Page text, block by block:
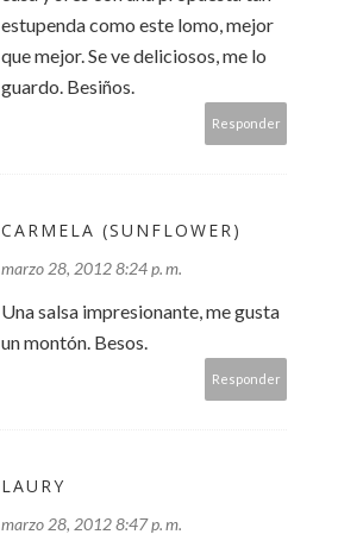
estupenda como este lomo, mejor
que mejor. Se ve deliciosos, me lo
guardo. Besiños.
Responder
CARMELA (SUNFLOWER)
marzo 28, 2012 8:24 p. m.
Una salsa impresionante, me gusta
un montón. Besos.
Responder
LAURY
marzo 28, 2012 8:47 p. m.